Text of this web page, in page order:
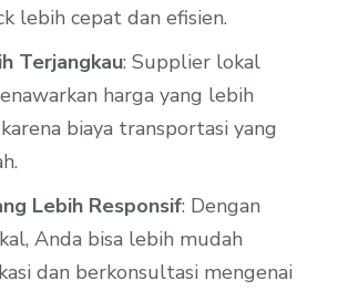
lebih cepat dan efisien.
Terjangkau: Supplier lokal
harga yang lebih
biaya transportasi yang
Lebih Responsif: Dengan
Anda bisa lebih mudah
dan berkonsultasi mengenai